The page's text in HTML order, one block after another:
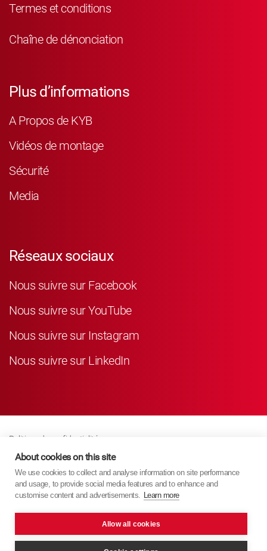
Termes et conditions
Chaîne de dénonciation
Plus d’informations
A Propos de KYB
Vidéos de montage
Sécurité
Media
Réseaux sociaux
Nous suivre sur Facebook
Nous suivre sur YouTube
Nous suivre sur Instagram
Nous suivre sur LinkedIn
Politique de confidentialité
Business Partner Privacy
Politique De Cookies
Modern Slavery Act Policy
About cookies on this site
We use cookies to collect and analyse information on site performance
and usage, to provide social media features and to enhance and
customise content and advertisements. Learn more
Allow all cookies